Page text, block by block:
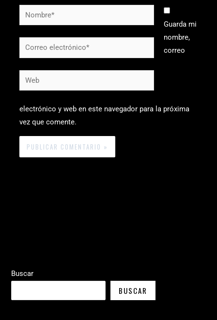
Nombre*
Correo
electrónico*
Web
Guarda mi
nombre,
correo
electrónico y web en este navegador para la próxima
vez que comente.
Buscar
BUSCAR